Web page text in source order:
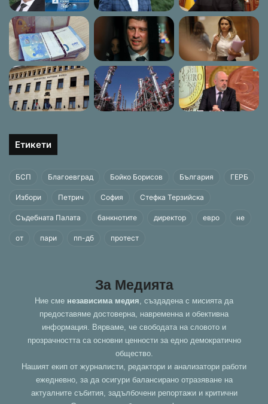
Етикети
БСП Благоевград Бойко Борисов България ГЕРБ
Избори Петрич София Стефка Терзийска
Съдебната Палата банкнотите директор евро не
от пари пп-дб протест
За Медията
Ние сме независима медия , създадена с мисията да
предоставяме достоверна, навременна и обективна
информация. Вярваме, че свободата на словото и
прозрачността са основни ценности за едно демократично
общество.
Нашият екип от журналисти, редактори и анализатори работи
ежедневно, за да осигури балансирано отразяване на
актуалните събития, задълбочени репортажи и критични